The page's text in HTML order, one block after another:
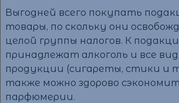
Выгодней всего покупать
товары, по скольку они
целой группы налогов. К
принадлежат алкоголь и все
продукции (сигареты, стики и
также можно здорово
парфюмерии.